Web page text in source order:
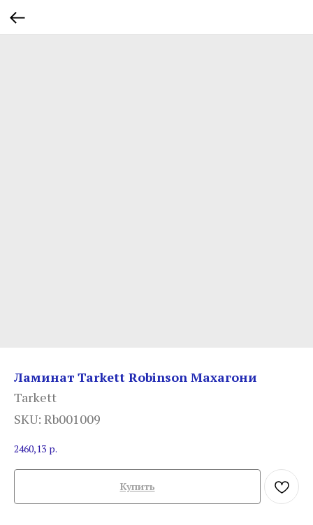
Ламинат Tarkett Robinson Махагони
Tarkett
SKU: Rb001009
2460,13 р.
Купить